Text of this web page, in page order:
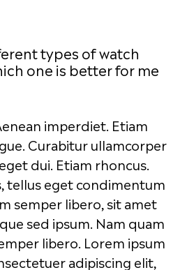
types of watch
one is better for me
imperdiet. Etiam
Curabitur ullamcorper
dui. Etiam rhoncus.
tellus eget condimentum
semper libero, sit amet
sed ipsum. Nam quam
libero. Lorem ipsum
adipiscing elit,